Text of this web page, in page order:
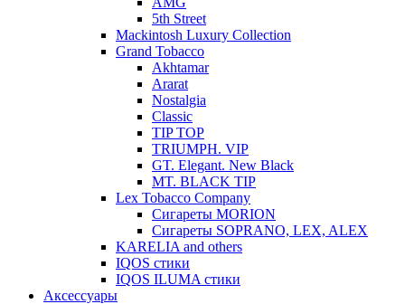
5th Street
Mackintosh Luxury Collection
Grand Tobacco
Akhtamar
Ararat
Nostalgia
Classic
TIP TOP
TRIUMPH. VIP
GT. Elegant. New Black
MT. BLACK TIP
Lex Tobacco Company
Сигареты MORION
Сигареты SOPRANO, LEX, ALEX
KARELIA and others
IQOS стики
IQOS ILUMA стики
Аксессуары